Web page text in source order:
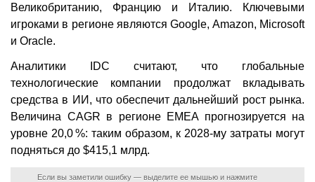
Великобританию, Францию и Италию. Ключевыми
игроками в регионе являются Google, Amazon, Microsoft
и Oracle.
Аналитики IDC считают, что глобальные
технологические компании продолжат вкладывать
средства в ИИ, что обеспечит дальнейший рост рынка.
Величина CAGR в регионе EMEA прогнозируется на
уровне 20,0 %: таким образом, к 2028-му затраты могут
подняться до $415,1 млрд.
Если вы заметили ошибку — выделите ее мышью и нажмите